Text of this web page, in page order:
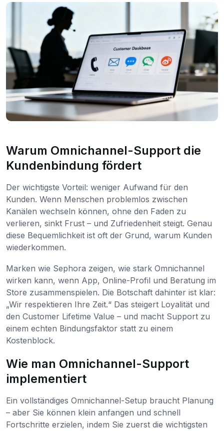
Warum Omnichannel-Support die
Kundenbindung fördert
Der wichtigste Vorteil: weniger Aufwand für den
Kunden. Wenn Menschen problemlos zwischen
Kanälen wechseln können, ohne den Faden zu
verlieren, sinkt Frust – und Zufriedenheit steigt. Genau
diese Bequemlichkeit ist oft der Grund, warum Kunden
wiederkommen.
Marken wie Sephora zeigen, wie stark Omnichannel
wirken kann, wenn App, Online-Profil und Beratung im
Store zusammenspielen. Die Botschaft dahinter ist klar:
„Wir respektieren Ihre Zeit.“ Das steigert Loyalität und
den Customer Lifetime Value – und macht Support zu
einem echten Bindungsfaktor statt zu einem
Kostenblock.
Wie man Omnichannel-Support
implementiert
Ein vollständiges Omnichannel-Setup braucht Planung
– aber Sie können klein anfangen und schnell
Fortschritte erzielen, indem Sie zuerst die wichtigsten